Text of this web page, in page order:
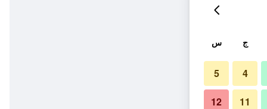
ج س
4
5
11
12